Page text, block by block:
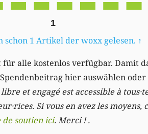
1
schon 1 Artikel der woxx gelesen. ↑
alle kostenlos verfügbar. Damit
hier auswählen oder
et engagé est accessible à
Si vous en avez les moyens,
soutien ici. Merci ! .